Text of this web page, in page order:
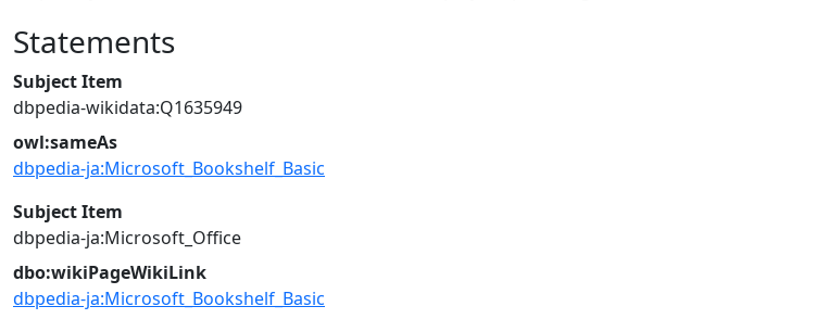
Statements
Subject Item
dbpedia-wikidata:Q1635949
owl:sameAs
dbpedia-ja:Microsoft_Bookshelf_Basic
Subject Item
dbpedia-ja:Microsoft_Office
dbo:wikiPageWikiLink
dbpedia-ja:Microsoft_Bookshelf_Basic